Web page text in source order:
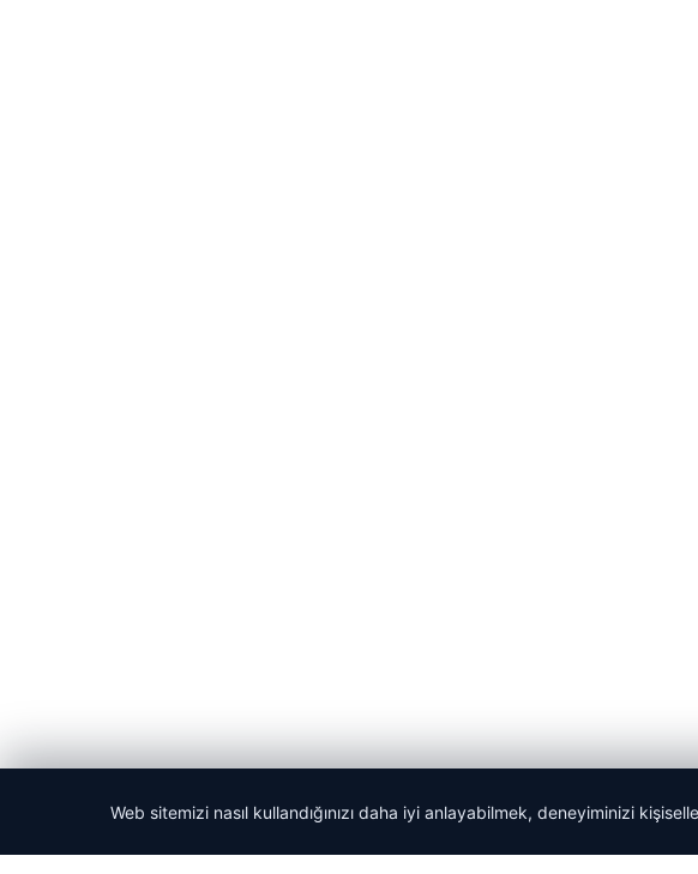
© 2026 Acil Rehber | Gündem Haberleri
Web sitemizi nasıl kullandığınızı daha iyi anlayabilmek, deneyiminizi